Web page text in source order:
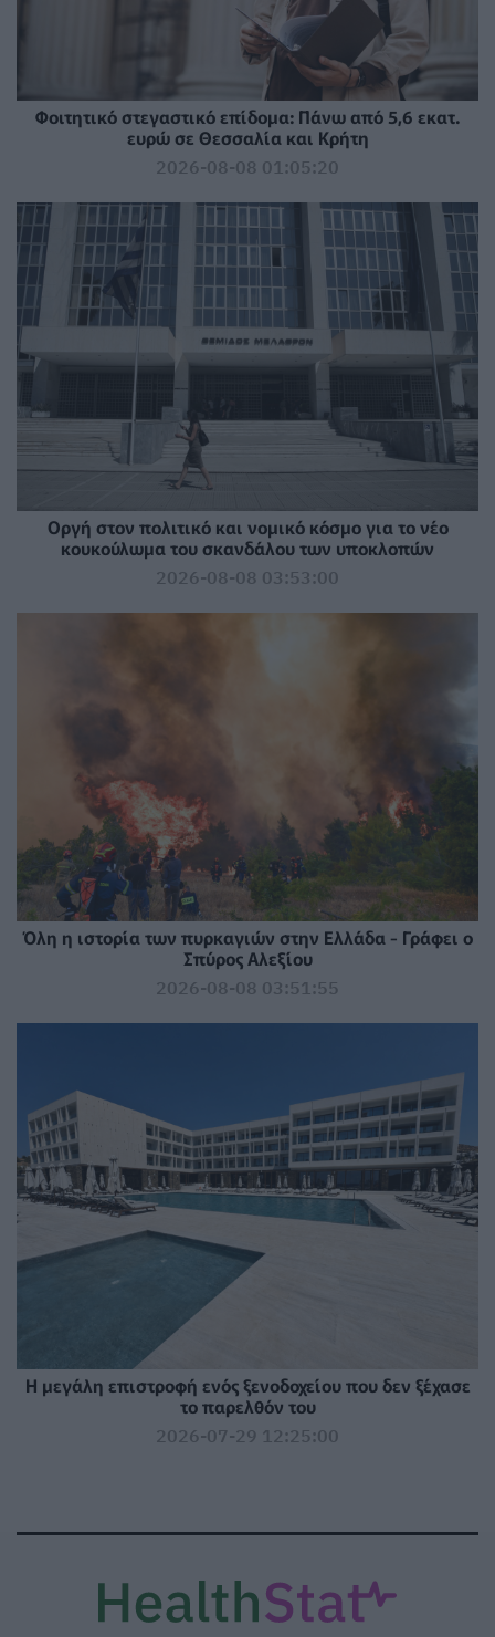
Φοιτητικό στεγαστικό επίδομα: Πάνω από 5,6 εκατ.
ευρώ σε Θεσσαλία και Κρήτη
2026-08-08 01:05:20
Οργή στον πολιτικό και νομικό κόσμο για το νέο
κουκούλωμα του σκανδάλου των υποκλοπών
2026-08-08 03:53:00
Όλη η ιστορία των πυρκαγιών στην Ελλάδα - Γράφει ο
Σπύρος Αλεξίου
2026-08-08 03:51:55
Η μεγάλη επιστροφή ενός ξενοδοχείου που δεν ξέχασε
το παρελθόν του
2026-07-29 12:25:00